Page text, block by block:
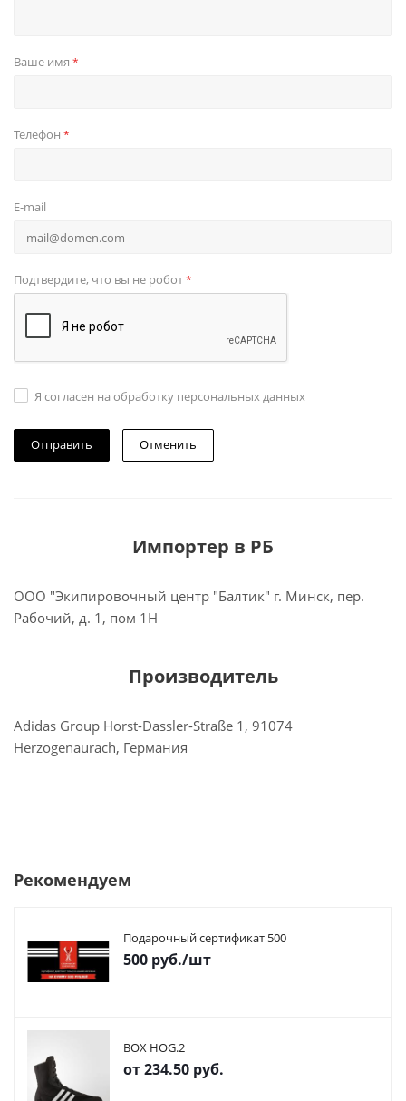
Ваше имя *
Телефон *
E-mail
Подтвердите, что вы не робот*
Я согласен на обработку персональных данных
Отменить
Импортер в РБ
ООО "Экипировочный центр "Балтик" г. Минск, пер.
Рабочий, д. 1, пом 1Н
Производитель
Adidas Group Horst-Dassler-Straße 1, 91074
Herzogenaurach, Германия
Рекомендуем
Подарочный сертификат 500
500 руб./шт
BOX HOG.2
от234.50 руб.